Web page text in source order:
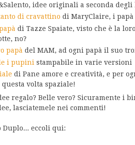
idee originali a seconda degli
di cravattino di MaryClaire, i
di Tazze Spaiate, visto che è la
no?
papà del MAM, ad ogni papà il suo
i pupini stampabile in varie versioni
di Pane amore e creatività, e per
volta spaziale!
regalo? Belle vero? Sicuramente i
lasciatemele nei commenti!
Duplo... eccoli qui: